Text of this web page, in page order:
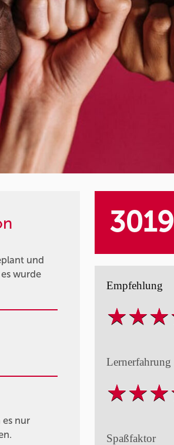
und
wurde
nur
3019
Empfehlung
Lernerfahrung
Spaßfaktor